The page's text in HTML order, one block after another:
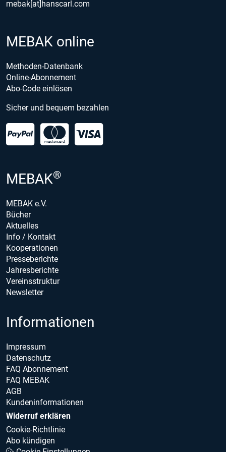
mebak[at]hanscarl.com
MEBAK online
Methoden-Datenbank
Online-Abonnement
Abo-Code einlösen
Sicher und bequem bezahlen
MEBAK®
MEBAK e.V.
Bücher
Aktuelles
Info / Kontakt
Kooperationen
Presseberichte
Jahresberichte
Vereinsstruktur
Newsletter
Informationen
Impressum
Datenschutz
FAQ Abonnement
FAQ MEBAK
AGB
Kundeninformationen
Widerruf erklären
Cookie-Richtlinie
Abo kündigen